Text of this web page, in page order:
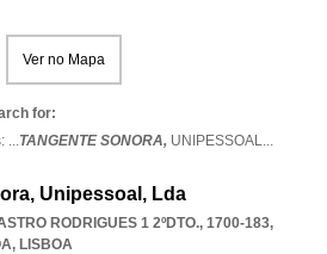
Ver no Mapa
for:
...TANGENTE SONORA, UNIPESSOAL...
Unipessoal, Lda
RODRIGUES 1 2ºDTO., 1700-183,
, LISBOA